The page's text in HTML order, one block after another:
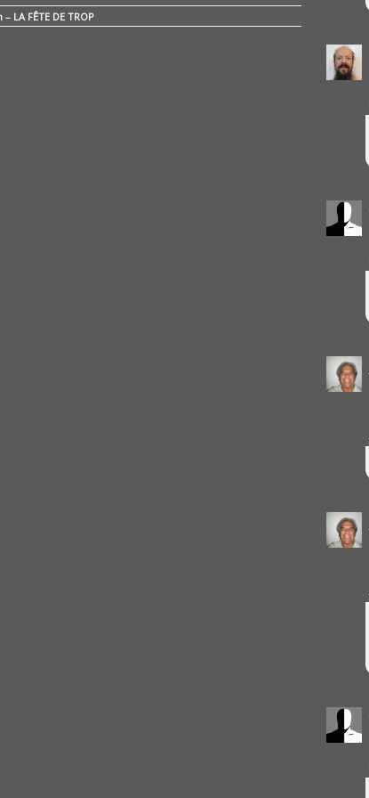
LA FÊTE DE TROP